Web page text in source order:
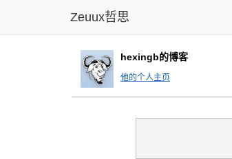
Zeuux哲思
hexingb的博客
他的个人主页